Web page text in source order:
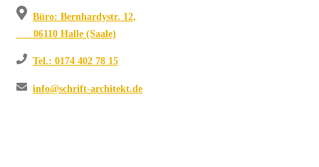
Büro: Bernhardystr. 12,
06110 Halle (Saale)
Tel.: 0174 402 78 15
info@schrift-architekt.de